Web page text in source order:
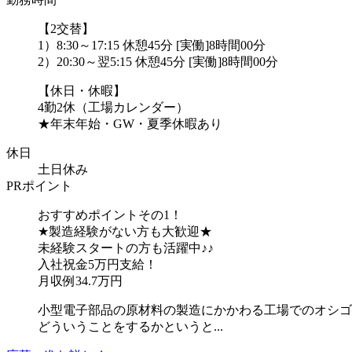
【2交替】
1）8:30～17:15 休憩45分 [実働]8時間00分
2）20:30～翌5:15 休憩45分 [実働]8時間00分
【休日・休暇】
4勤2休（工場カレンダー）
★年末年始・GW・夏季休暇あり
休日
土日休み
PRポイント
おすすめポイントその1！
★製造経験がない方も大歓迎★
未経験スタートの方も活躍中♪♪
入社祝金5万円支給！
月収例34.7万円
小型電子部品の原材料の製造にかかわる工場でのオシ
どういうことをするかというと...